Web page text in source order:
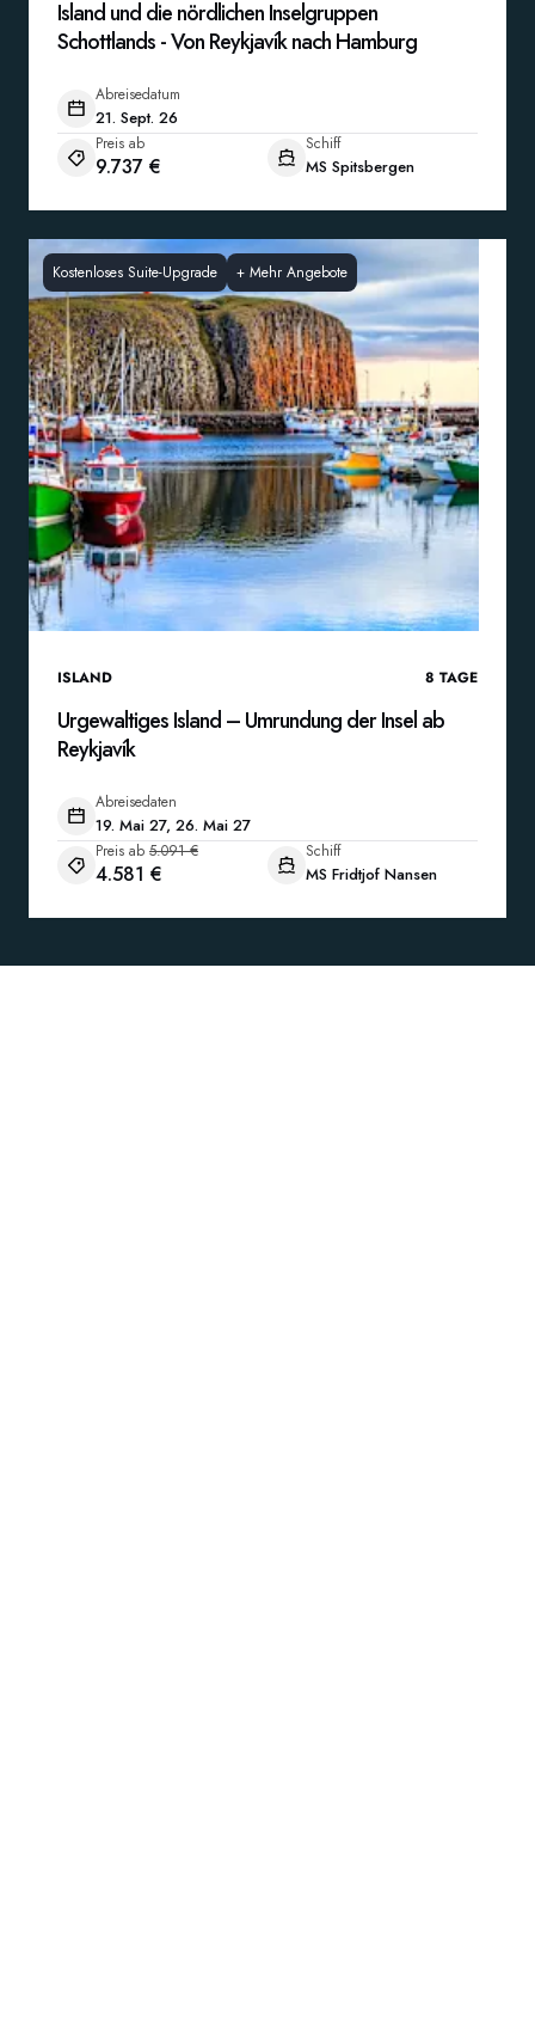
Island und die nördlichen Inselgruppen
Schottlands - Von Reykjavík nach Hamburg
Abreisedatum
21. Sept. 26
Preis ab
9.737 €
Schiff
MS Spitsbergen
Kostenloses Suite-Upgrade + Mehr Angebote
ISLAND 8 TAGE
Urgewaltiges Island – Umrundung der Insel ab
Reykjavík
Abreisedaten
19. Mai 27, 26. Mai 27
Preis ab 5.091 €
4.581 €
Schiff
MS Fridtjof Nansen